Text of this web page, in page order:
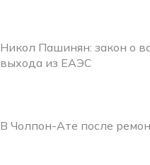
Никол Пашинян: закон о
выхода из ЕАЭС
В Чолпон-Ате после